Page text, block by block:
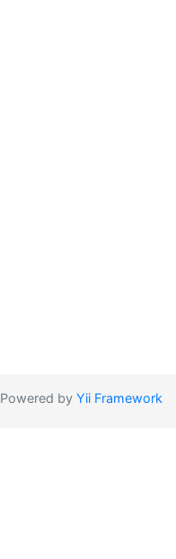
Powered by Yii Framework